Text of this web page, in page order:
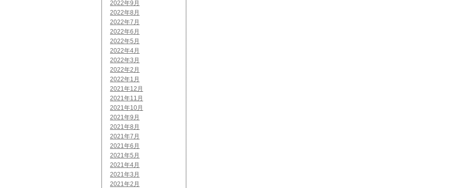
2022年9月
2022年8月
2022年7月
2022年6月
2022年5月
2022年4月
2022年3月
2022年2月
2022年1月
2021年12月
2021年11月
2021年10月
2021年9月
2021年8月
2021年7月
2021年6月
2021年5月
2021年4月
2021年3月
2021年2月